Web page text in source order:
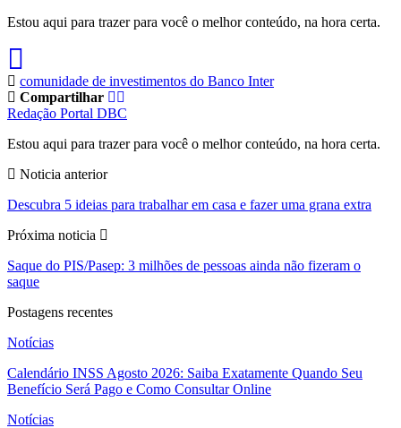
Estou aqui para trazer para você o melhor conteúdo, na hora certa.
comunidade de investimentos do Banco Inter
Compartilhar
Redação Portal DBC
Estou aqui para trazer para você o melhor conteúdo, na hora certa.
Noticia anterior
Descubra 5 ideias para trabalhar em casa e fazer uma grana extra
Próxima noticia
Saque do PIS/Pasep: 3 milhões de pessoas ainda não fizeram o
saque
Postagens recentes
Notícias
Calendário INSS Agosto 2026: Saiba Exatamente Quando Seu
Benefício Será Pago e Como Consultar Online
Notícias